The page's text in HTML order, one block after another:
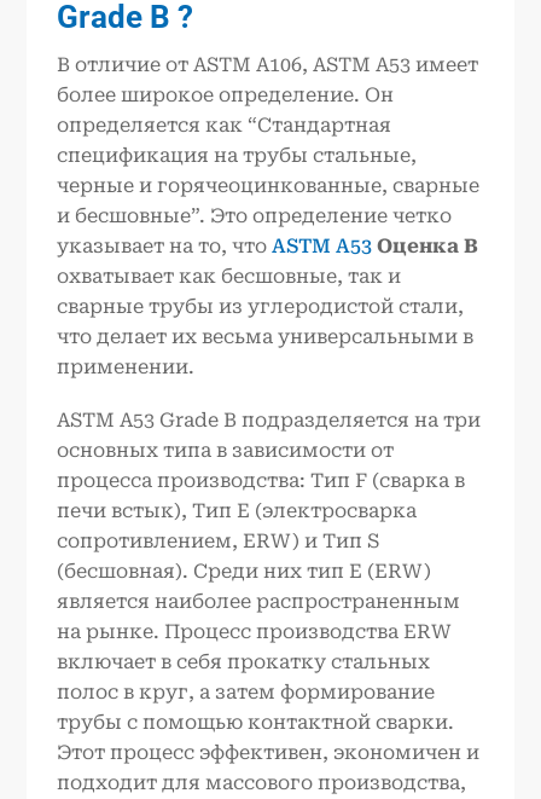
Grade B?
В отличие от ASTM A106, ASTM A53 имеет
более широкое определение. Он
определяется как “Стандартная
спецификация на трубы стальные,
черные и горячеоцинкованные, сварные
и бесшовные”. Это определение четко
указывает на то, чтоASTM A53 Оценка B
охватывает как бесшовные, так и
сварные трубы из углеродистой стали,
что делает их весьма универсальными в
применении.
ASTM A53 Grade B подразделяется на три
основных типа в зависимости от
процесса производства: Тип F (сварка в
печи встык), Тип E (электросварка
сопротивлением, ERW) и Тип S
(бесшовная). Среди них тип E (ERW)
является наиболее распространенным
на рынке. Процесс производства ERW
включает в себя прокатку стальных
полос в круг, а затем формирование
трубы с помощью контактной сварки.
Этот процесс эффективен, экономичен и
подходит для массового производства,